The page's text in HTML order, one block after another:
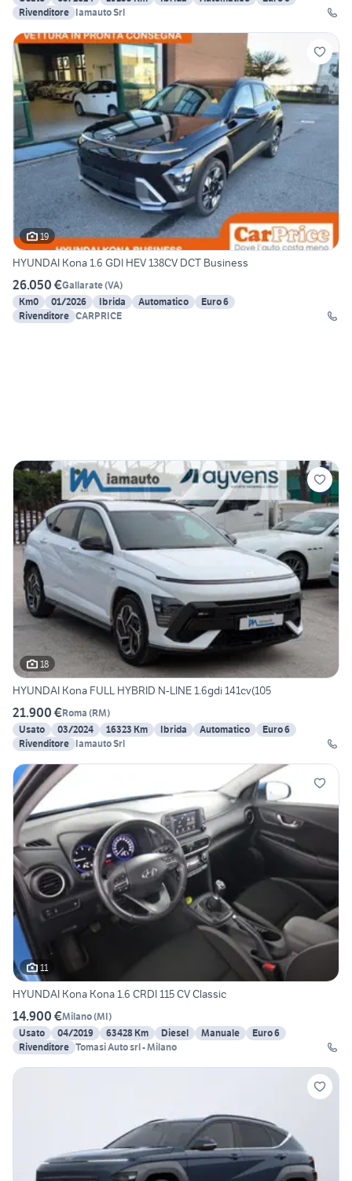
Rivenditore Iamauto Srl
19
HYUNDAI Kona 1.6 GDI HEV 138CV DCT Business
26.050 €Gallarate(VA)
Km0
01/2026 Ibrida Automatico
Euro 6
Rivenditore CARPRICE
18
HYUNDAI Kona FULL HYBRID N-LINE 1.6gdi 141cv(105
21.900 €Roma (RM)
Usato
03/2024 16323 Km Ibrida Automatico
Euro 6
Rivenditore Iamauto Srl
11
HYUNDAI Kona Kona 1.6 CRDI 115 CV Classic
14.900 €Milano(MI)
Usato
04/2019 63428 Km Diesel Manuale
Euro 6
Rivenditore Tomasi Auto srl - Milano